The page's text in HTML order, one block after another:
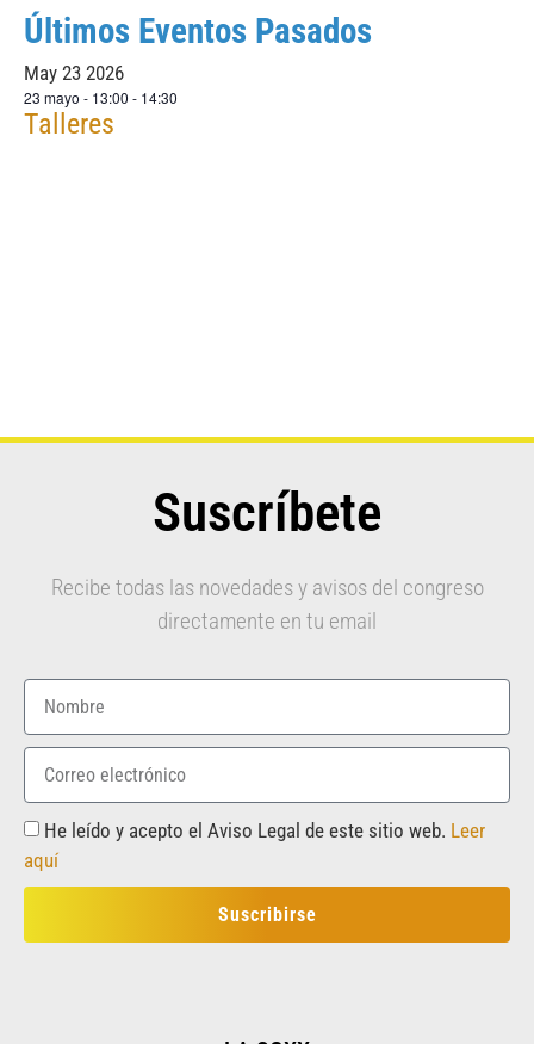
la
fecha.
Últimos Eventos Pasados
May 23 2026
23 mayo - 13:00 - 14:30
Talleres
Suscríbete
Recibe todas las novedades y avisos del congreso
directamente en tu email
He leído y acepto el Aviso Legal de este sitio web. Leer
aquí
Suscribirse